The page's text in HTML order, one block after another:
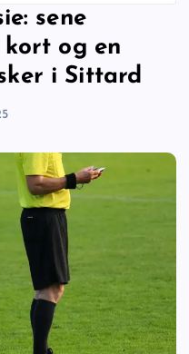
sene
og en
i Sittard